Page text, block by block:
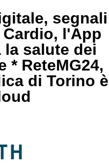
segnali
l'App
salute dei
* ReteMG24,
di Torino è